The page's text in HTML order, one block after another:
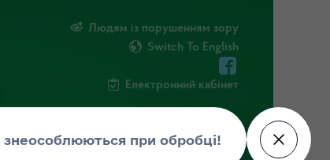
Людям із порушенням зору
Switch To English
Електронний кабінет